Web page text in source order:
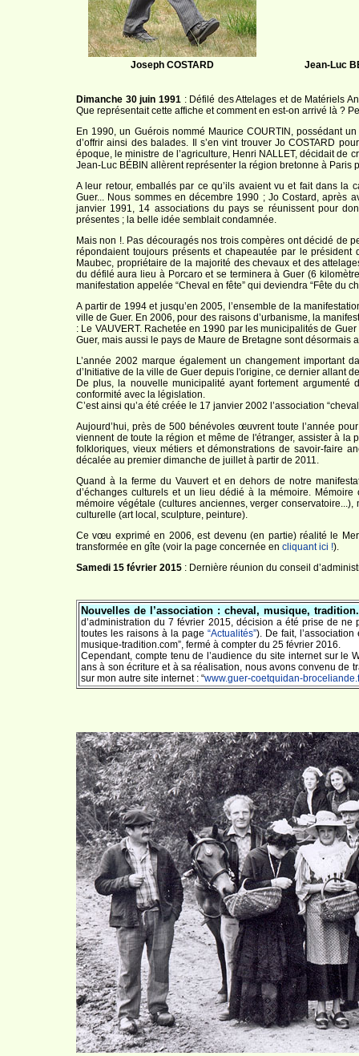
Joseph COSTARD Jean-Luc
Dimanche 30 juin 1991: Défilé des Attelages et de Matériels
Que représentait cette affiche et comment en est-on arrivé là ?
En 1990, un Guérois nommé Maurice COURTIN, possédant
d’offrir ainsi des balades. Il s’en vint trouver Jo COSTARD
époque, le ministre de l’agriculture, Henri NALLET, décidait de
Jean-Luc BÉBIN allèrent représenter la région bretonne à Paris
A leur retour, emballés par ce qu’ils avaient vu et fait dans
Guer... Nous sommes en décembre 1990 ; Jo Costard, après
janvier 1991, 14 associations du pays se réunissent pour
présentes ; la belle idée semblait condamnée.
Mais non !. Pas découragés nos trois compères ont décidé de
répondaient toujours présents et chapeautée par le
Maubec, propriétaire de la majorité des chevaux et des
du défilé aura lieu à Porcaro et se terminera à Guer (6
manifestation appelée “Cheval en fête” qui deviendra “Fête du
A partir de 1994 et jusqu’en 2005, l’ensemble de la
ville de Guer. En 2006, pour des raisons d’urbanisme, la
: Le VAUVERT. Rachetée en 1990 par les municipalités de
Guer, mais aussi le pays de Maure de Bretagne sont désormais
L’année 2002 marque également un changement important
d’Initiative de la ville de Guer depuis l'origine, ce dernier allant
De plus, la nouvelle municipalité ayant fortement
conformité avec la législation.
C’est ainsi qu’a été créée le 17 janvier 2002 l’association
Aujourd’hui, près de 500 bénévoles œuvrent toute l’année
viennent de toute la région et même de l'étranger, assister à la
folkloriques, vieux métiers et démonstrations de savoir-faire
décalée au premier dimanche de juillet à partir de 2011.
Quand à la ferme du Vauvert et en dehors de notre
d’échanges culturels et un lieu dédié à la mémoire.
mémoire végétale (cultures anciennes, verger
culturelle (art local, sculpture, peinture).
Ce vœu exprimé en 2006, est devenu (en partie) réalité le
transformée en gîte (voir la page concernée en cliquant ici !).
Samedi 15 février 2015 : Dernière réunion du conseil
Nouvelles de l’association : cheval, musique, tradition.
d’administration du 7 février 2015, décision a été prise de
toutes les raisons à la page“Actualités”). De fait,
musique-tradition.com”, fermé à compter du 25 février 2016.
Cependant, compte tenu de l’audience du site internet sur le
ans à son écriture et à sa réalisation, nous avons convenu de
sur mon autre site internet : “www.guer-coetquidan-